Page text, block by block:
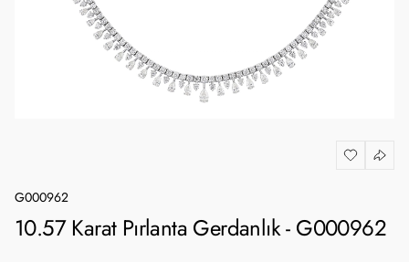
G000962
10.57 Karat Pırlanta Gerdanlık - G000962